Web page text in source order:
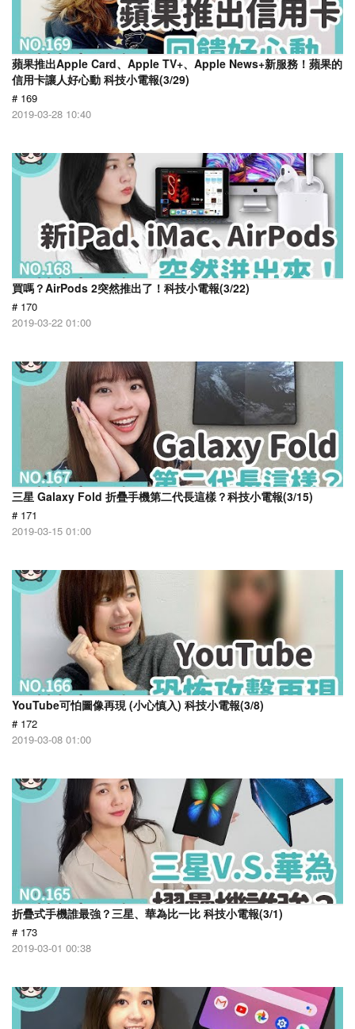
蘋果推出Apple Card、Apple TV+、Apple News+新服務！蘋果的
信用卡讓人好心動 科技小電報(3/29)
# 169
2019-03-28 10:40
買嗎？AirPods 2突然推出了！科技小電報(3/22)
# 170
2019-03-22 01:00
三星 Galaxy Fold 折疊手機第二代長這樣？科技小電報(3/15)
# 171
2019-03-15 01:00
YouTube可怕圖像再現 (小心慎入) 科技小電報(3/8)
# 172
2019-03-08 01:00
折疊式手機誰最強？三星、華為比一比 科技小電報(3/1)
# 173
2019-03-01 00:38